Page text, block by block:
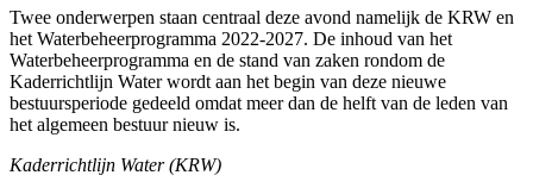
Twee onderwerpen staan centraal deze avond namelijk de KRW en
het Waterbeheerprogramma 2022-2027. De inhoud van het
Waterbeheerprogramma en de stand van zaken rondom de
Kaderrichtlijn Water wordt aan het begin van deze nieuwe
bestuursperiode gedeeld omdat meer dan de helft van de leden van
het algemeen bestuur nieuw is.
Kaderrichtlijn Water (KRW)